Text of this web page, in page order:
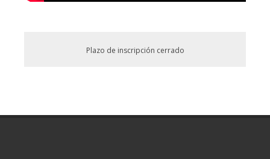
Plazo de inscripción cerrado